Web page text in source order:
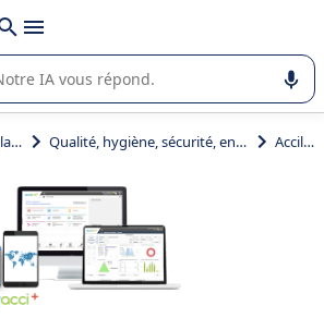
avec
dans l'utilisation ou la sélection de
Organisation et planification Qualité, hygiène, sécurité, environnement (QHSE) Acciline+